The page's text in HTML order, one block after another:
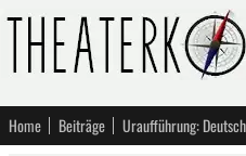
Home Beiträge